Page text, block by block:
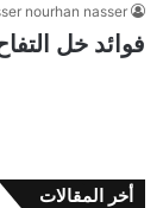
nourhan nasser
فوائد خل
أخر المقالات